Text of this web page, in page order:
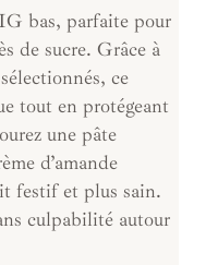
bas, parfaite pour
de sucre. Grâce à
ce
tout en protégeant
une pâte
d’amande
festif et plus sain.
culpabilité autour